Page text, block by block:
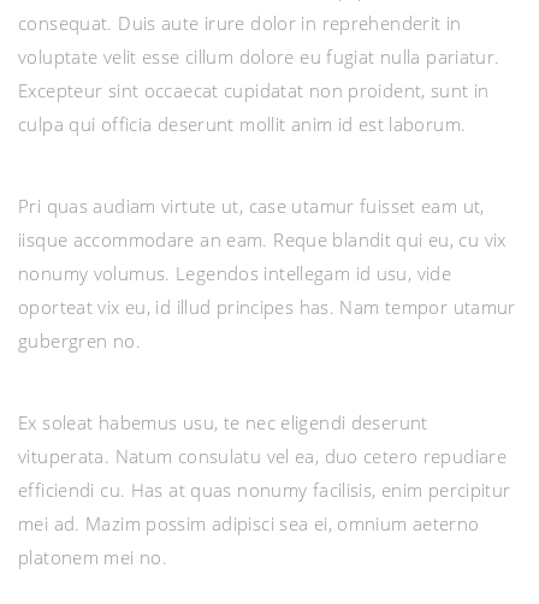
consequat. Duis aute irure dolor in reprehenderit in
voluptate velit esse cillum dolore eu fugiat nulla pariatur.
Excepteur sint occaecat cupidatat non proident, sunt in
culpa qui officia deserunt mollit anim id est laborum.
Pri quas audiam virtute ut, case utamur fuisset eam ut,
iisque accommodare an eam. Reque blandit qui eu, cu vix
nonumy volumus. Legendos intellegam id usu, vide
oporteat vix eu, id illud principes has. Nam tempor utamur
gubergren no.
Ex soleat habemus usu, te nec eligendi deserunt
vituperata. Natum consulatu vel ea, duo cetero repudiare
efficiendi cu. Has at quas nonumy facilisis, enim percipitur
mei ad. Mazim possim adipisci sea ei, omnium aeterno
platonem mei no.